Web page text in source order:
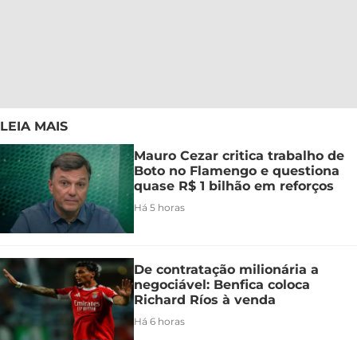
LEIA MAIS
Mauro Cezar critica trabalho de
Boto no Flamengo e questiona
quase R$ 1 bilhão em reforços
Há 5 horas
De contratação milionária a
negociável: Benfica coloca
Richard Ríos à venda
Há 6 horas